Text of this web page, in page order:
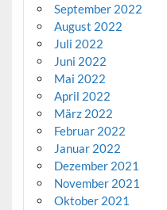
September 2022
August 2022
Juli 2022
Juni 2022
Mai 2022
April 2022
März 2022
Februar 2022
Januar 2022
Dezember 2021
November 2021
Oktober 2021